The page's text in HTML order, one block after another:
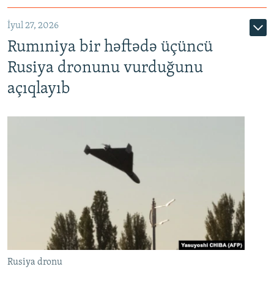
İyul 27, 2026
Rumıniya bir həftədə üçüncü
Rusiya dronunu vurduğunu
açıqlayıb
Rusiya dronu